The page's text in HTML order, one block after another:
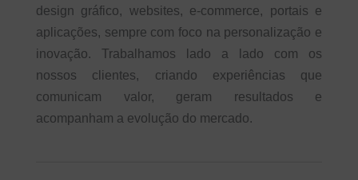
design gráfico, websites, e-commerce, portais e
aplicações, sempre com foco na personalização e
inovação. Trabalhamos lado a lado com os
nossos clientes, criando experiências que
comunicam valor, geram resultados e
acompanham a evolução do mercado.